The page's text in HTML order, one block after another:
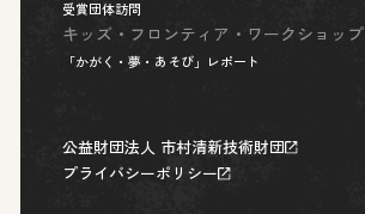
受賞団体訪問
キッズ・フロンティア・ワークショップ
「かが く ・夢 ・ あ そび 」 レポー ト
公益財団法人 市村清新技術財団
プライバシーポリシー